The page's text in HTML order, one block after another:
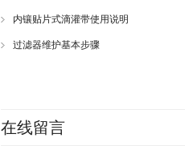
内镶贴片式滴灌带使用说明
过滤器维护基本步骤
在线留言